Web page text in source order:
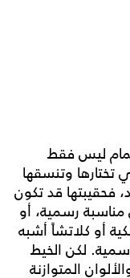
ليس فقط
تختارها وتنسقها
فحقيبتها قد تكون
مناسبة رسمية، أو
أو كلاتشاً أشبه
لكن الخيط
المتوازنة